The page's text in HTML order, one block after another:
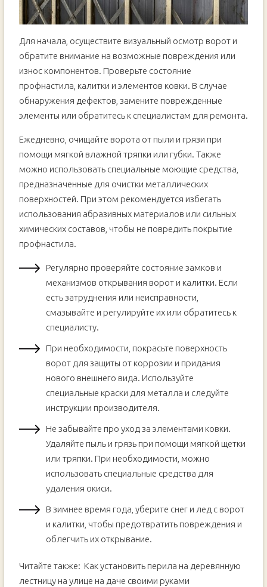
Для начала, осуществите визуальный осмотр ворот и
обратите внимание на возможные повреждения или
износ компонентов. Проверьте состояние
профнастила, калитки и элементов ковки. В случае
обнаружения дефектов, замените поврежденные
элементы или обратитесь к специалистам для ремонта.
Ежедневно, очищайте ворота от пыли и грязи при
помощи мягкой влажной тряпки или губки. Также
можно использовать специальные моющие средства,
предназначенные для очистки металлических
поверхностей. При этом рекомендуется избегать
использования абразивных материалов или сильных
химических составов, чтобы не повредить покрытие
профнастила.
Регулярно проверяйте состояние замков и
механизмов открывания ворот и калитки. Если
есть затруднения или неисправности,
смазывайте и регулируйте их или обратитесь к
специалисту.
При необходимости, покрасьте поверхность
ворот для защиты от коррозии и придания
нового внешнего вида. Используйте
специальные краски для металла и следуйте
инструкции производителя.
Не забывайте про уход за элементами ковки.
Удаляйте пыль и грязь при помощи мягкой щетки
или тряпки. При необходимости, можно
использовать специальные средства для
удаления окиси.
В зимнее время года, уберите снег и лед с ворот
и калитки, чтобы предотвратить повреждения и
облегчить их открывание.
Читайте также: Как установить перила на деревянную
лестницу на улице на даче своими руками